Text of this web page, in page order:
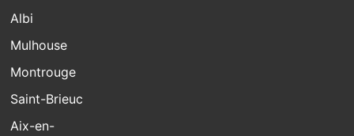
Albi
Mulhouse
Montrouge
Saint-Brieuc
Aix-en-